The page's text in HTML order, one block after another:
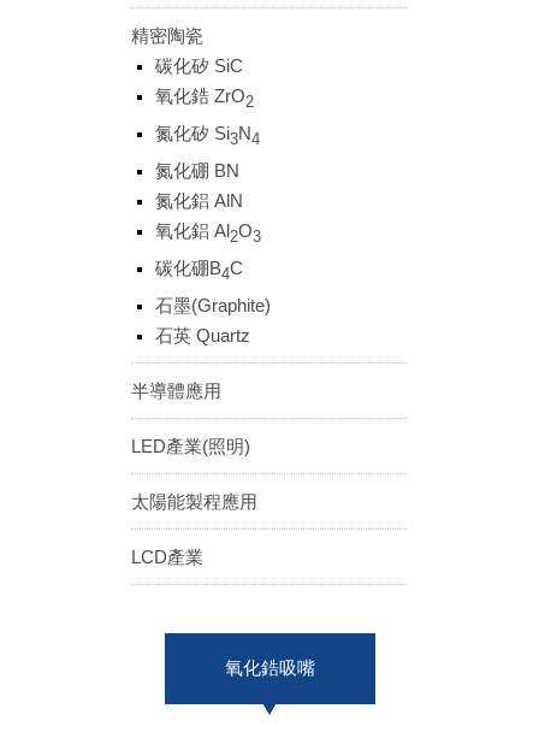
聯絡我們
簡中
精密陶瓷
碳化矽 SiC
氧化鋯 ZrO2
氮化矽 Si3N4
氮化硼 BN
氮化鋁 AlN
氧化鋁 Al2O3
碳化硼B4C
石墨(Graphite)
石英 Quartz
半導體應用
LED產業(照明)
太陽能製程應用
LCD產業
氧化鋯吸嘴